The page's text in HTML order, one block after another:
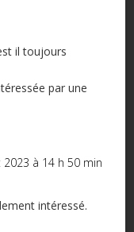
il toujours
par une
à 14 h 50 min
intéressé.